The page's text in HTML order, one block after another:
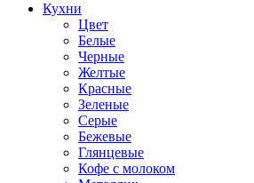
Кухни
Цвет
Белые
Черные
Желтые
Красные
Зеленые
Серые
Бежевые
Глянцевые
Кофе с молоком